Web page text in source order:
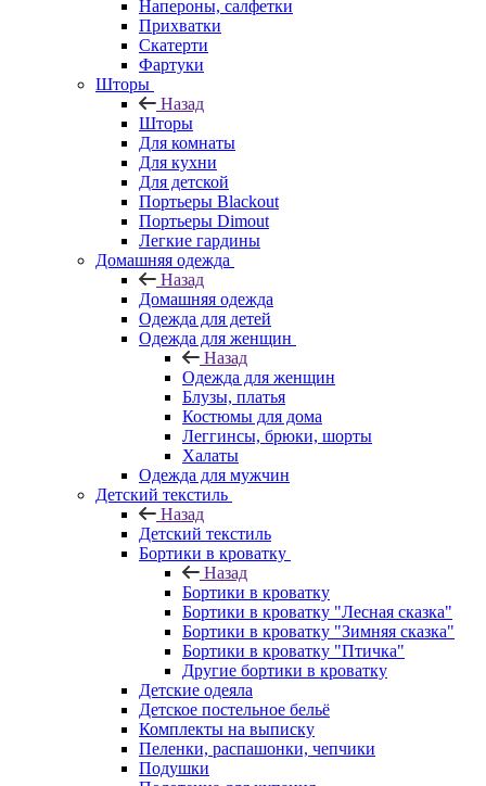
Напероны, салфетки
Прихватки
Скатерти
Фартуки
Шторы
Назад
Шторы
Для комнаты
Для кухни
Для детской
Портьеры Blackout
Портьеры Dimout
Легкие гардины
Домашняя одежда
Назад
Домашняя одежда
Одежда для детей
Одежда для женщин
Назад
Одежда для женщин
Блузы, платья
Костюмы для дома
Леггинсы, брюки, шорты
Халаты
Одежда для мужчин
Детский текстиль
Назад
Детский текстиль
Бортики в кроватку
Назад
Бортики в кроватку
Бортики в кроватку "Лесная сказка"
Бортики в кроватку "Зимняя сказка"
Бортики в кроватку "Птичка"
Другие бортики в кроватку
Детские одеяла
Детское постельное бельё
Комплекты на выписку
Пеленки, распашонки, чепчики
Подушки